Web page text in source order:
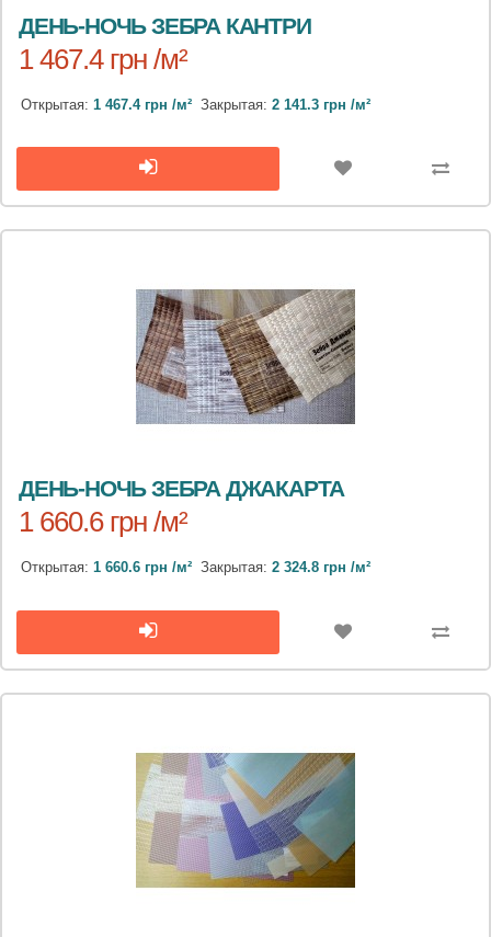
ДЕНЬ-НОЧЬ ЗЕБРА КАНТРИ
1 467.4 грн /м²
Открытая: 1 467.4 грн /м² Закрытая: 2 141.3 грн /м²
ДЕНЬ-НОЧЬ ЗЕБРА ДЖАКАРТА
1 660.6 грн /м²
Открытая: 1 660.6 грн /м² Закрытая: 2 324.8 грн /м²